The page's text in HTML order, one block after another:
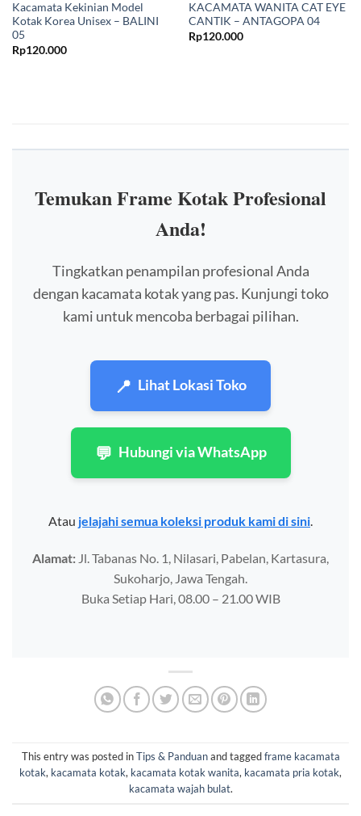
Kacamata Kekinian Model
Kotak Korea Unisex – BALINI
05
Rp120.000
KACAMATA WANITA CAT EYE
CANTIK – ANTAGOPA 04
Rp120.000
Temukan Frame Kotak Profesional
Anda!
Tingkatkan penampilan profesional Anda
dengan kacamata kotak yang pas. Kunjungi toko
kami untuk mencoba berbagai pilihan.
📍 Lihat Lokasi Toko
💬 Hubungi via WhatsApp
Atau jelajahi semua koleksi produk kami di sini.
Alamat: Jl. Tabanas No. 1, Nilasari, Pabelan, Kartasura,
Sukoharjo, Jawa Tengah.
Buka Setiap Hari, 08.00 – 21.00 WIB
This entry was posted inTips & Panduanand taggedframe kacamata
kotak, kacamata kotak, kacamata kotak wanita, kacamata pria kotak,
kacamata wajah bulat.